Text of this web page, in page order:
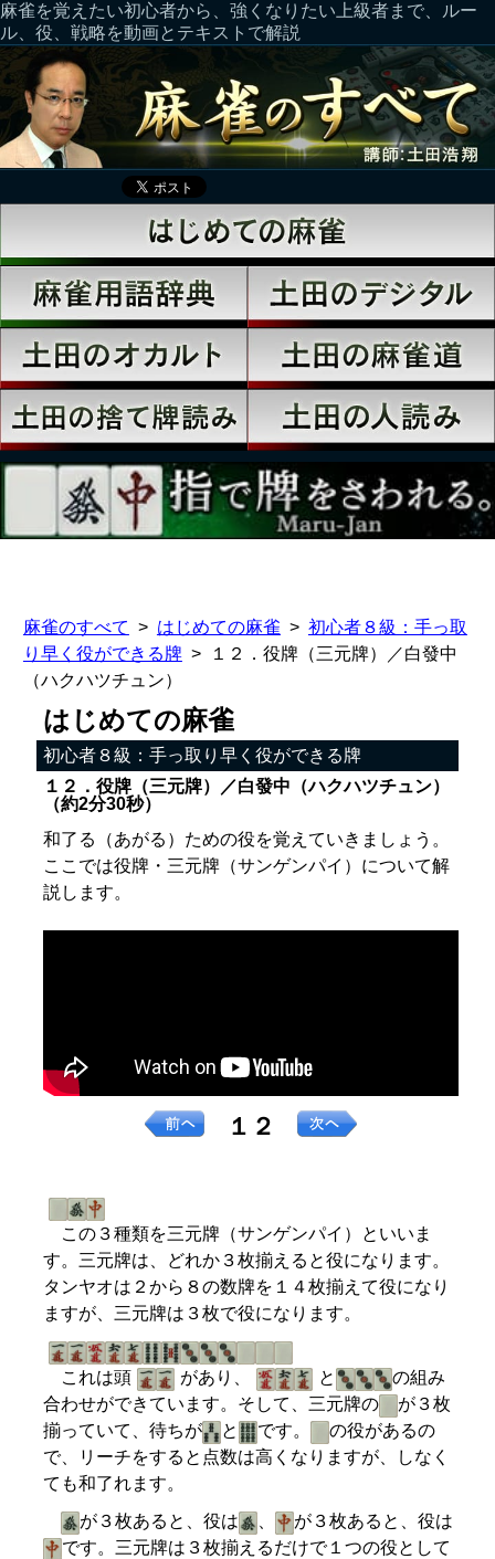
麻雀を覚えたい初心者から、強くなりたい上級者まで、ルー
ル、役、戦略を動画とテキストで解説
麻雀のすべて はじめての麻雀
初心者８級：手っ取
り早く役ができる牌
１２．役牌（三元牌）／白發中
（ハクハツチュン）
はじめての麻雀
初心者８級：手っ取り早く役ができる牌
１２．役牌（三元牌）／白發中（ハクハツチュン）
（約2分30秒）
和了る（あがる）ための役を覚えていきましょう。
ここでは役牌・三元牌（サンゲンパイ）について解
説します。
１２
この３種類を三元牌（サンゲンパイ）といいま
す。三元牌は、どれか３枚揃えると役になります。
タンヤオは２から８の数牌を１４枚揃えて役になり
ますが、三元牌は３枚で役になります。
これは頭 があり、 と
の組み
合わせができています。そして、三元牌の
が３枚
揃っていて、待ちが
と です。
の役があるの
で、リーチをすると点数は高くなりますが、しなく
ても和了れます。
が３枚あると、役は
、
が３枚あると、役は
です。三元牌は３枚揃えるだけで１つの役として